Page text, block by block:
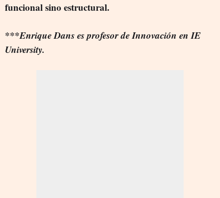
funcional sino estructural.
***Enrique Dans es profesor de Innovación en IE
University.